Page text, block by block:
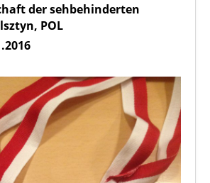
der sehbehinderten
POL